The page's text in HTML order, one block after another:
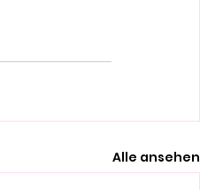
Alle ansehen